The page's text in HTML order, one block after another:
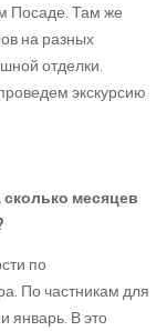
Посаде. Там же
на разных
отделки.
экскурсию
сколько месяцев
по
По частникам для
январь. В это